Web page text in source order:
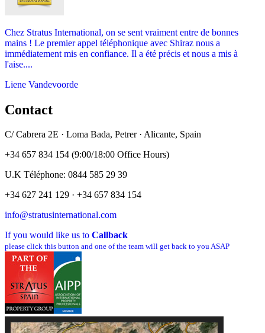
Chez Stratus International, on se sent vraiment entre de bonnes
mains ! Le premier appel téléphonique avec Shiraz nous a
immédiatement mis en confiance. Il a été précis et nous a mis à
l'aise....
Liene Vandevoorde
Contact
C/ Cabrera 2E · Loma Bada, Petrer · Alicante, Spain
+34 657 834 154 (9:00/18:00 Office Hours)
U.K Téléphone: 0844 585 29 39
+34 627 241 129 · +34 657 834 154
info@stratusinternational.com
If you would like us to Callback
please click this button and one of the team will get back to you ASAP